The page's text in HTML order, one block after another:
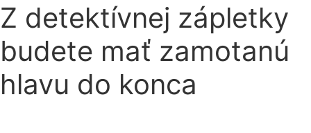
Z detektívnej zápletky
budete mať zamotanú
hlavu do konca